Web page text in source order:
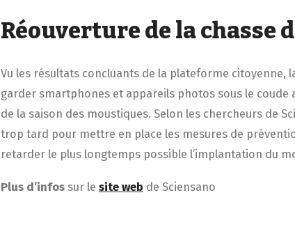
Réouverture de la chasse
Vu les résultats concluants de la plateforme citoyenne,
garder smartphones et appareils photos sous le coude
de la saison des moustiques. Selon les chercheurs de
trop tard pour mettre en place les mesures de
retarder le plus longtemps possible l’implantation du
Plus d’infos sur le site web de Sciensano